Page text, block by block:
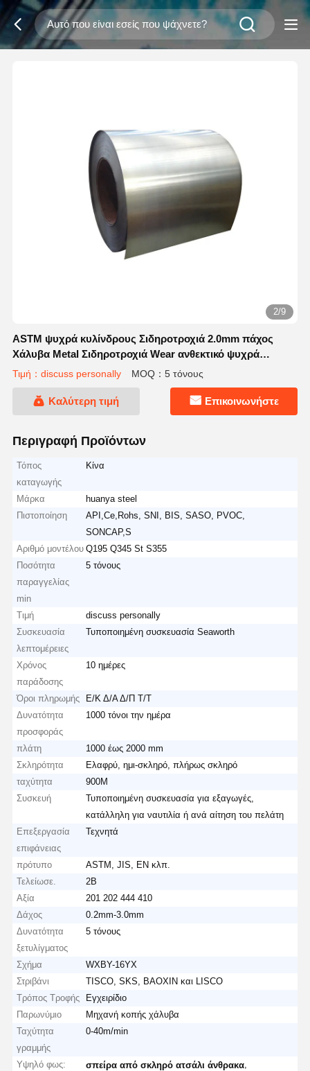
3/9
ASTM ψυχρά κυλίνδρους Σιδηροτροχιά 2.0mm πάχος
Χάλυβα Metal Σιδηροτροχιά Wear ανθεκτικό ψυχρά
κυλίνδρους Σιδηροτροχιά άνθρακα
Τιμή：discuss personally MOQ：5 τόνους
Καλύτερη τιμή Επικοινωνήστε
Περιγραφή Προϊόντων
Τόπος
καταγωγής
Κίνα
Μάρκα
huanya steel
Πιστοποίηση
API,Ce,Rohs, SNI, BIS, SASO, PVOC,
SONCAP,S
Αριθμό μοντέλου Q195 Q345 St S355
Ποσότητα
παραγγελίας
min
5 τόνους
Τιμή
discuss personally
Συσκευασία
λεπτομέρειες
Τυποποιημένη συσκευασία Seaworth
Χρόνος
παράδοσης
10 ημέρες
Όροι πληρωμής
Ε/Κ Δ/Α Δ/Π Τ/Τ
Δυνατότητα
προσφοράς
1000 τόνοι την ημέρα
πλάτη
1000 έως 2000 mm
Σκληρότητα
Ελαφρύ, ημι-σκληρό, πλήρως σκληρό
ταχύτητα
900M
Συσκευή
Τυποποιημένη συσκευασία για εξαγωγές,
κατάλληλη για ναυτιλία ή ανά αίτηση του πελάτη
Επεξεργασία
επιφάνειας
Τεχνητά
πρότυπο
ASTM, JIS, EN κλπ.
Τελείωσε.
2Β
Αξία
201 202 444 410
Δάχος
0.2mm-3.0mm
Δυνατότητα
ξετυλίγματος
5 τόνους
Σχήμα
WXBY-16YX
Στριβάνι
TISCO, SKS, BAOXIN και LISCO
Τρόπος Τροφής
Εγχειρίδιο
Παρωνύμιο
Μηχανή κοπής χάλυβα
Ταχύτητα
γραμμής
0-40m/min
Υψηλό φως: σπείρα από σκληρό ατσάλι άνθρακα